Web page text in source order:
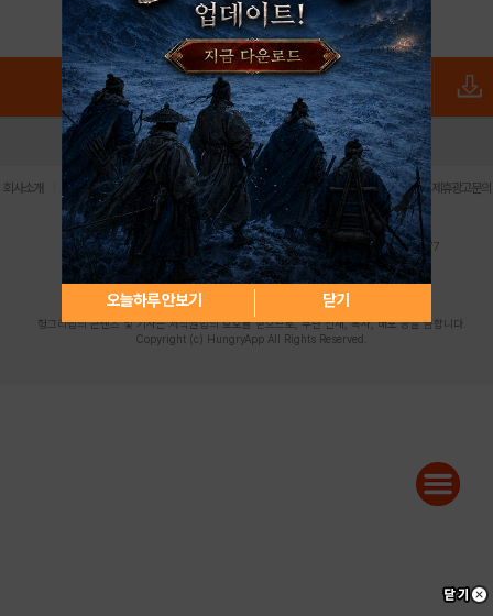
오늘하루 안보기 닫기
로그인 PC버전 전체앱
회사소개 이용약관 | 개인정보 처리방침 | 청소년 보호정책 | 불법촬영물 신고센터 | 제휴광고문의
사업자등록번호:119-86-61101 (주)스마트나우 대표이사:송현두
주소: 서울시 금천구 가산디지털1로 171 연락처:063-284-8635 팩스:02-6265-0377
청소년보호책임자:김동욱desk@hungryapp.co.kr
등록번호:서울아02322 | 등록일자:2016년4월25일
발행인:(주)스마트나우 송현두 | 편집인:김동욱
헝그리앱의 콘텐츠 및 기사는 저작권법의 보호를 받으므로, 무단 전재, 복사, 배포 등을 금합니다.
Copyright (c) HungryApp All Rights Reserved.